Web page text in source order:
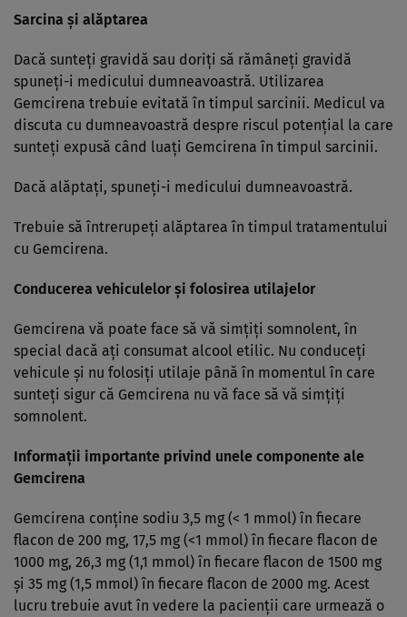
Sarcina şi alăptarea
Dacă sunteţi gravidă sau doriţi să rămâneţi gravidă
spuneţi-i medicului dumneavoastră. Utilizarea
Gemcirena trebuie evitată în timpul sarcinii. Medicul va
discuta cu dumneavoastră despre riscul potenţial la care
sunteţi expusă când luaţi Gemcirena în timpul sarcinii.
Dacă alăptaţi, spuneţi-i medicului dumneavoastră.
Trebuie să întrerupeţi alăptarea în timpul tratamentului
cu Gemcirena.
Conducerea vehiculelor şi folosirea utilajelor
Gemcirena vă poate face să vă simţiţi somnolent, în
special dacă aţi consumat alcool etilic. Nu conduceţi
vehicule şi nu folosiţi utilaje până în momentul în care
sunteţi sigur că Gemcirena nu vă face să vă simţiţi
somnolent.
Informaţii importante privind unele componente ale
Gemcirena
Gemcirena conţine sodiu 3,5 mg (< 1 mmol) în fiecare
flacon de 200 mg, 17,5 mg (<1 mmol) în fiecare flacon de
1000 mg, 26,3 mg (1,1 mmol) în fiecare flacon de 1500 mg
şi 35 mg (1,5 mmol) în fiecare flacon de 2000 mg. Acest
lucru trebuie avut în vedere la pacienţii care urmează o